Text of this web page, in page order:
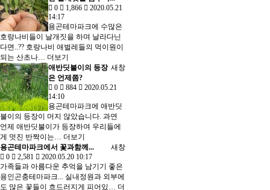
0
1,866
2020.05.21
14:17
용곤테마파크에 수많은
호랑나비들이 날개짓을 하며 날라다닌
다면..?? 호랑나비 애벌레들의 먹이원이
되는 산초나… 더보기
새창
애반딧불이의 등장
은 언제쯤?
0
884
2020.05.21
14:10
용곤테마파크에 애반딧
불이의 등장이 머지 않았습니다. 과연
언제 애반딧불이가 등장하여 우리들에
게 멋진 반짝이는… 더보기
새창
용곤테마파크에서 꽃과함께...
0
2,581
2020.05.20 10:17
가족들과 아름다운 추억을 남기기 좋은
용인곤충테마파크... 실내정원과 외부에
도 많은 꽃들이 흐드러지게 피어있… 더